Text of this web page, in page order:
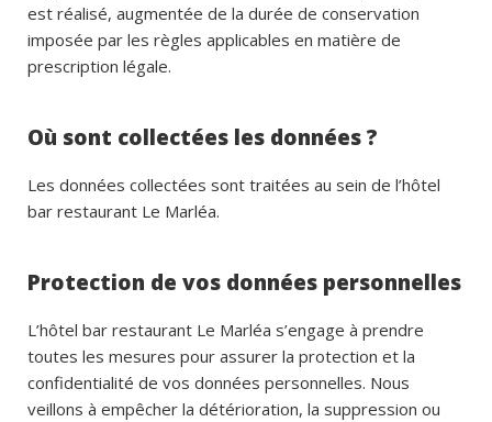
est réalisé, augmentée de la durée de conservation
imposée par les règles applicables en matière de
prescription légale.
Où sont collectées les données ?
Les données collectées sont traitées au sein de l’hôtel
bar restaurant Le Marléa.
Protection de vos données personnelles
L’hôtel bar restaurant Le Marléa s’engage à prendre
toutes les mesures pour assurer la protection et la
confidentialité de vos données personnelles. Nous
veillons à empêcher la détérioration, la suppression ou